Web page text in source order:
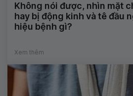
Không nói được, nhìn mặt
hay bị động kinh và tê đầu
hiệu bệnh gì?
Xem thêm